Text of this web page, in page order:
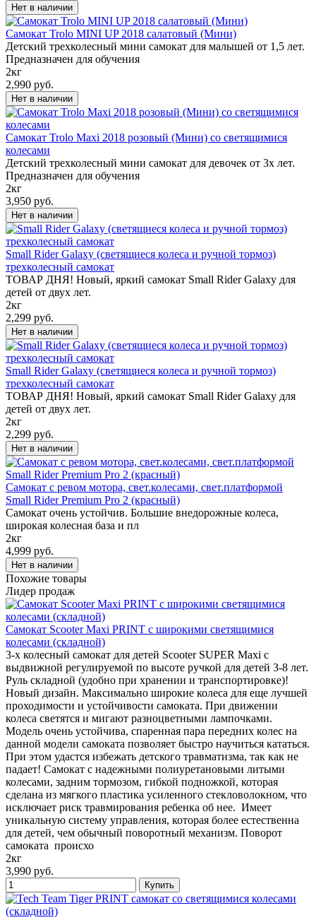
Самокат Trolo MINI UP 2018 салатовый (Мини)
Детский трехколесный мини самокат для малышей от 1,5 лет.
Предназначен для обучения
2кг
2,990 руб.
Самокат Trolo Maxi 2018 розовый (Мини) со светящимися
колесами
Детский трехколесный мини самокат для девочек от 3х лет.
Предназначен для обучения
2кг
3,950 руб.
Small Rider Galaxy (светящиеся колеса и ручной тормоз)
трехколесный самокат
ТОВАР ДНЯ! Новый, яркий самокат Small Rider Galaxy для
детей от двух лет.
2кг
2,299 руб.
Small Rider Galaxy (светящиеся колеса и ручной тормоз)
трехколесный самокат
ТОВАР ДНЯ! Новый, яркий самокат Small Rider Galaxy для
детей от двух лет.
2кг
2,299 руб.
Самокат с ревом мотора, свет.колесами, свет.платформой
Small Rider Premium Pro 2 (красный)
Самокат очень устойчив. Большие внедорожные колеса,
широкая колесная база и пл
2кг
4,999 руб.
Похожие товары
Лидер продаж
Cамокат Scooter Maxi PRINT с широкими светящимися
колесами (складной)
3-х колесный самокат для детей Scooter SUPER Maxi с
выдвижной регулируемой по высоте ручкой для детей 3-8 лет.
Руль складной (удобно при хранении и транспортировке)!
Новый дизайн. Максимально широкие колеса для еще лучшей
проходимости и устойчивости самоката. При движении
колеса светятся и мигают разноцветными лампочками.
Модель очень устойчива, спаренная пара передних колес на
данной модели самоката позволяет быстро научиться кататься.
При этом удастся избежать детского травматизма, так как не
падает! Самокат с надежными полиуретановыми литыми
колесами, задним тормозом, гибкой подножкой, которая
сделана из мягкого пластика усиленного стекловолокном, что
исключает риск травмирования ребенка об нее. Имеет
уникальную систему управления, которая более естественна
для детей, чем обычный поворотный механизм. Поворот
самоката происхо
2кг
3,990 руб.